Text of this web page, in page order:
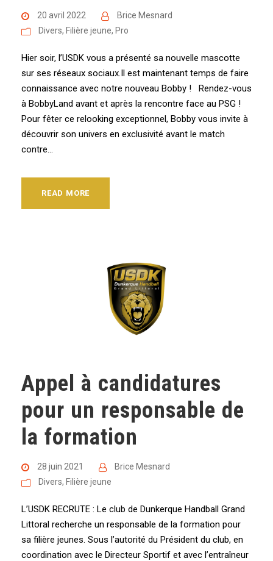
20 avril 2022
Brice Mesnard
Divers, Filière jeune, Pro
Hier soir, l’USDK vous a présenté sa nouvelle mascotte
sur ses réseaux sociaux.Il est maintenant temps de faire
connaissance avec notre nouveau Bobby ! Rendez-vous
à BobbyLand avant et après la rencontre face au PSG !
Pour fêter ce relooking exceptionnel, Bobby vous invite à
découvrir son univers en exclusivité avant le match
contre...
READ MORE
Appel à candidatures
pour un responsable de
la formation
28 juin 2021
Brice Mesnard
Divers, Filière jeune
L’USDK RECRUTE : Le club de Dunkerque Handball Grand
Littoral recherche un responsable de la formation pour
sa filière jeunes. Sous l’autorité du Président du club, en
coordination avec le Directeur Sportif et avec l’entraîneur